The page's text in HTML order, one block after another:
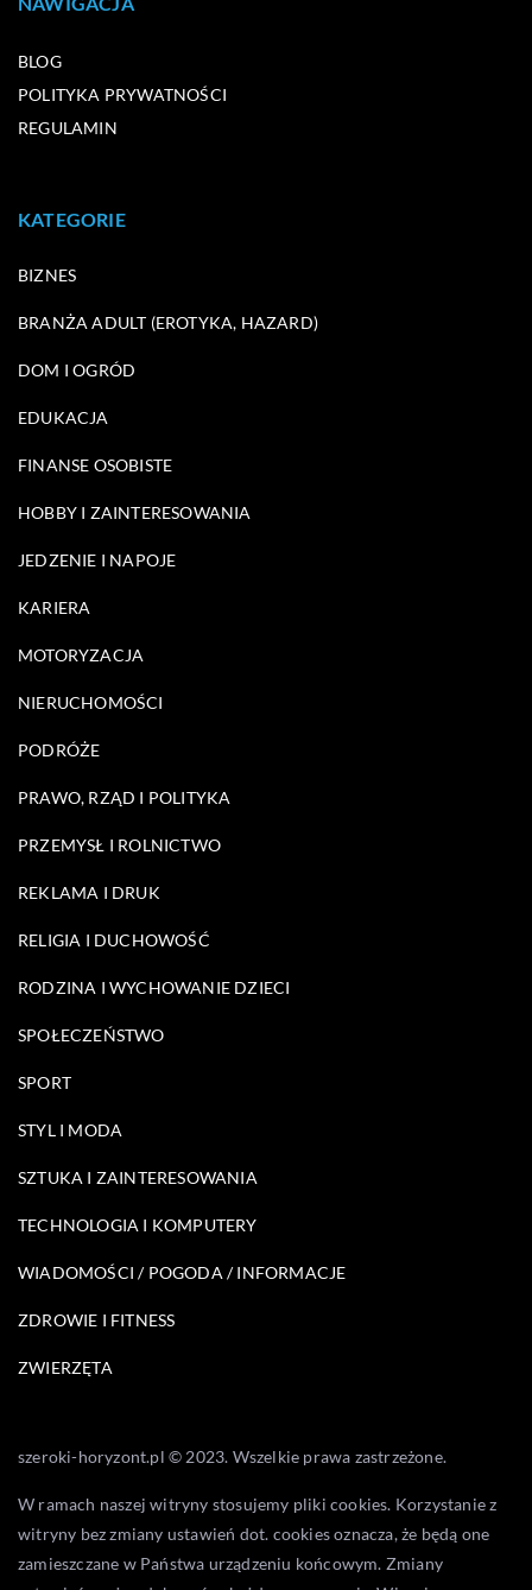
BLOG
POLITYKA PRYWATNOŚCI
REGULAMIN
KATEGORIE
BIZNES
BRANŻA ADULT (EROTYKA, HAZARD)
DOM I OGRÓD
EDUKACJA
FINANSE OSOBISTE
HOBBY I ZAINTERESOWANIA
JEDZENIE I NAPOJE
KARIERA
MOTORYZACJA
NIERUCHOMOŚCI
PODRÓŻE
PRAWO, RZĄD I POLITYKA
PRZEMYSŁ I ROLNICTWO
REKLAMA I DRUK
RELIGIA I DUCHOWOŚĆ
RODZINA I WYCHOWANIE DZIECI
SPOŁECZEŃSTWO
SPORT
STYL I MODA
SZTUKA I ZAINTERESOWANIA
TECHNOLOGIA I KOMPUTERY
WIADOMOŚCI / POGODA / INFORMACJE
ZDROWIE I FITNESS
ZWIERZĘTA
szeroki-horyzont.pl © 2023. Wszelkie prawa zastrzeżone.
W ramach naszej witryny stosujemy pliki cookies. Korzystanie z
witryny bez zmiany ustawień dot. cookies oznacza, że będą one
zamieszczane w Państwa urządzeniu końcowym. Zmiany